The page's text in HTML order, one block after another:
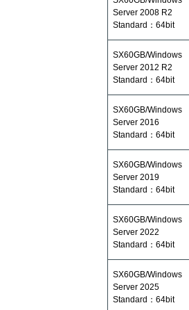
Server 2008 R2
Standard：64bit
SX60GB/Windows
Server 2012 R2
Standard：64bit
SX60GB/Windows
Server 2016
Standard：64bit
SX60GB/Windows
Server 2019
Standard：64bit
SX60GB/Windows
Server 2022
Standard：64bit
SX60GB/Windows
Server 2025
Standard：64bit